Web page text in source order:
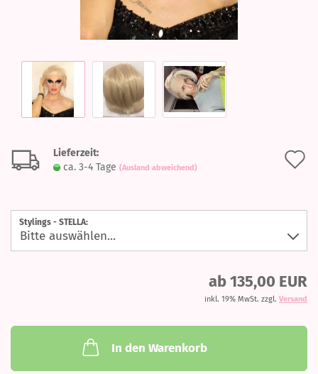
Lieferzeit:
ca. 3-4 Tage (Ausland abweichend)
Stylings - STELLA:
ab 135,00 EUR
inkl. 19% MwSt. zzgl. Versand
In den Warenkorb